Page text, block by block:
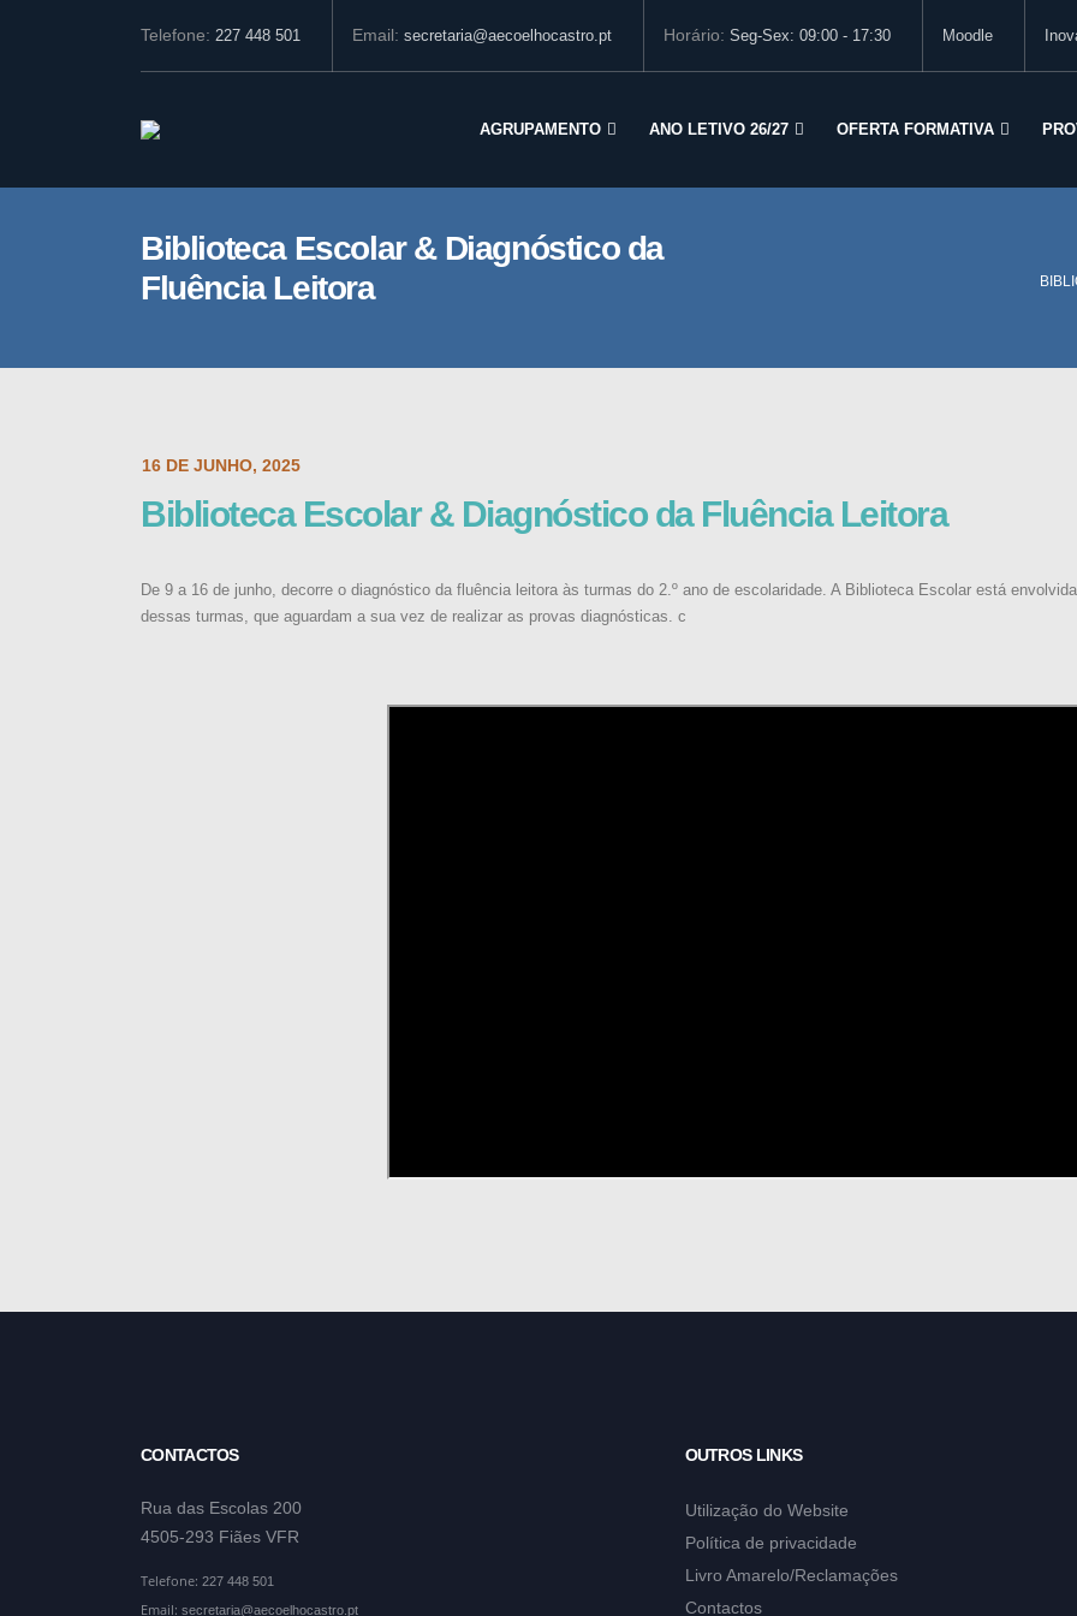
Telefone: 227 448 501 Email: secretaria@aecoelhocastro.pt Horário: Seg-Sex: 09:00 - 17:30 Moodle
AGRUPAMENTO ANO LETIVO 26/27 OFERTA FORMATIVA
Biblioteca Escolar & Diagnóstico da
Fluência Leitora
16 DE JUNHO, 2025
Biblioteca Escolar & Diagnóstico da Fluência Leitora
De 9 a 16 de junho, decorre o diagnóstico da fluência leitora às turmas do 2.º ano de escolaridade. A Biblioteca Escolar está
dessas turmas, que aguardam a sua vez de realizar as provas diagnósticas. c
CONTACTOS
Rua das Escolas 200
4505-293 Fiães VFR
Telefone: 227 448 501
Email: secretaria@aecoelhocastro.pt
OUTROS LINKS
Utilização do Website
Política de privacidade
Livro Amarelo/Reclamações
Contactos